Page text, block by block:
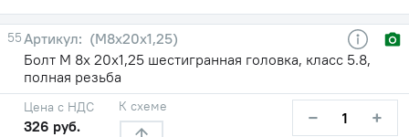
55
(М8х20х1,25)
Болт М 8х 20х1,25 шестигранная головка, класс 5.8,
полная резьба
Цена с НДС
326 руб.
К схеме − +